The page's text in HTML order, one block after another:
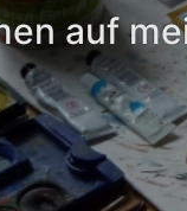
auf